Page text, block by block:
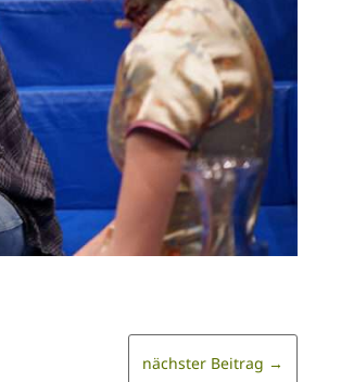
nächster Beitrag →